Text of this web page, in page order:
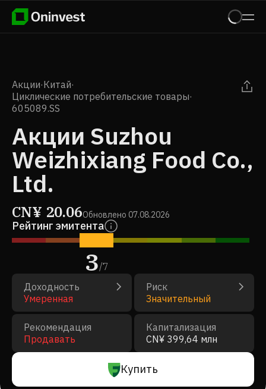
Акции·Китай·
Циклические потребительские товары·
605089.SS
Акции Suzhou
Weizhixiang Food Co.,
Ltd.
CN¥ 20.06Обновлено 07.08.2026
Рейтинг эмитента
3/7
Доходность
Умеренная
Риск
Значительный
Рекомендация
Продавать
Капитализация
CN¥ 399,64 млн
Купить